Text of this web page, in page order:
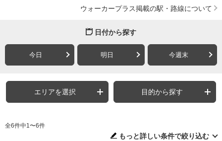
ウォーカープラス掲載の駅・路線について
日付から探す
今日 明日 今週末
エリアを選択 目的から探す
全6件中1〜6件
もっと詳しい条件で絞り込む